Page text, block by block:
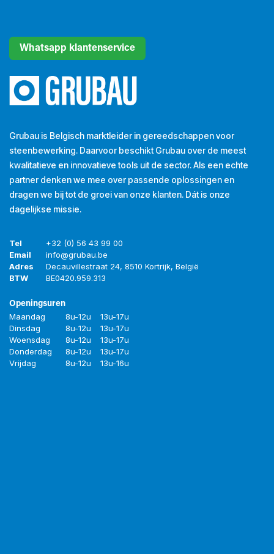
Whatsapp klantenservice
Grubau is Belgisch marktleider in gereedschappen voor
steenbewerking. Daarvoor beschikt Grubau over de meest
kwalitatieve en innovatieve tools uit de sector. Als een echte
partner denken we mee over passende oplossingen en
dragen we bij tot de groei van onze klanten. Dát is onze
dagelijkse missie.
Tel
+32 (0) 56 43 99 00
Email
info@grubau.be
Adres
Decauvillestraat 24, 8510 Kortrijk, België
BTW
BE0420.959.313
Openingsuren
Maandag 8u-12u
13u-17u
Dinsdag
8u-12u
13u-17u
Woensdag
8u-12u
13u-17u
Donderdag
8u-12u
13u-17u
Vrijdag
8u-12u 13u-16u